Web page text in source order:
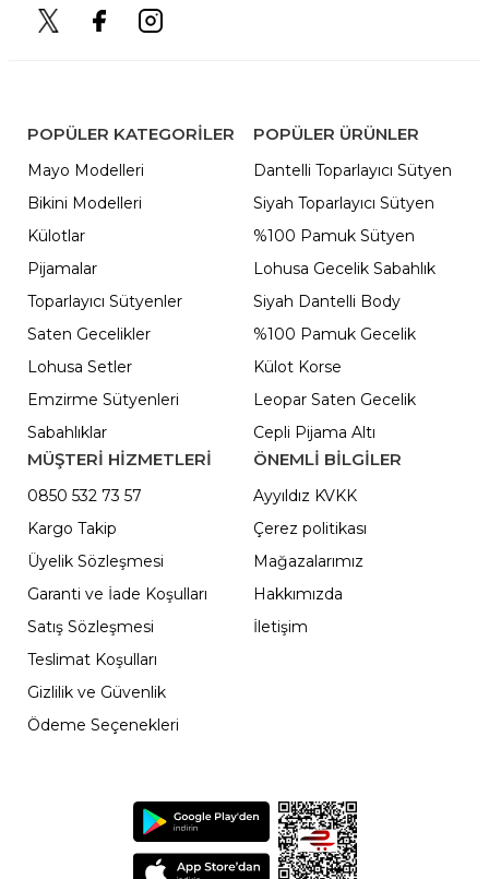
POPÜLER KATEGORILER
Mayo Modelleri
Bikini Modelleri
Külotlar
Pijamalar
Toparlayıcı Sütyenler
Saten Gecelikler
Lohusa Setler
Emzirme Sütyenleri
Sabahlıklar
POPÜLER ÜRÜNLER
Dantelli Toparlayıcı Sütyen
Siyah Toparlayıcı Sütyen
%100 Pamuk Sütyen
Lohusa Gecelik Sabahlık
Siyah Dantelli Body
%100 Pamuk Gecelik
Külot Korse
Leopar Saten Gecelik
Cepli Pijama Altı
MÜŞTERİ HİZMETLERİ
0850 532 73 57
Kargo Takip
Üyelik Sözleşmesi
Garanti ve İade Koşulları
Satış Sözleşmesi
Teslimat Koşulları
Gizlilik ve Güvenlik
Ödeme Seçenekleri
ÖNEMLI BILGILER
Ayyıldız KVKK
Çerez politikası
Mağazalarımız
Hakkımızda
İletişim